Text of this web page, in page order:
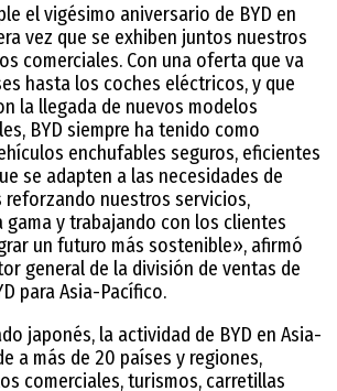
el vigésimo aniversario de BYD en
vez que se exhiben juntos nuestros
comerciales. Con una oferta que va
hasta los coches eléctricos, y que
la llegada de nuevos modelos
BYD siempre ha tenido como
enchufables seguros, eficientes
se adapten a las necesidades de
reforzando nuestros servicios,
gama y trabajando con los clientes
un futuro más sostenible», afirmó
general de la división de ventas de
para Asia-Pacífico.
japonés, la actividad de BYD en Asia-
a más de 20 países y regiones,
comerciales, turismos, carretillas